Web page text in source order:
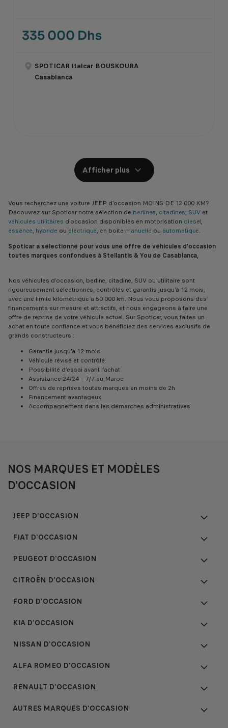
335 000 Dhs
SPOTICAR Italcar BOUSKOURA
Casablanca
Afficher plus
Vous recherchez une voiture JEEP d’occasion MOINS DE 12.000 KM?
Découvrez sur Spoticar notre sélection de berlines, citadines, SUV et
véhicules utilitaires d'occasion disponibles en motorisation diesel,
essence, hybride ou électrique, en boîte manuelle ou automatique.
Spoticar a sélectionné pour vous une offre de véhicules d'occasion
toutes marques confondues à Stellantis & You de Casablanca,
Nos véhicules d’occasion, berline, citadine, SUV ou utilitaire sont
rigoureusement sélectionnés, contrôlés et garantis jusqu’à 12 mois,
avec une limite kilométrique à 50 000 km. Nous vous proposons des
financements sur mesure et attractifs, et nous engageons à faire une
offre de reprise de votre véhicule actuel. Sur Spoticar, vous faites un
achat en toute confiance et vous bénéficiez des services exclusifs de
grands constructeurs :
Garantie jusqu’à 12 mois
Véhicule révisé et contrôlé
Possibilité d’essai avant l’achat
Assistance 24/24 – 7/7 au Maroc
Offres de reprises toutes marques en moins de 2h
Financement avantageux
Accompagnement dans les démarches administratives
NOS MARQUES ET MODÈLES
D'OCCASION
JEEP D'OCCASION
FIAT D'OCCASION
PEUGEOT D'OCCASION
CITROËN D'OCCASION
FORD D'OCCASION
KIA D'OCCASION
NISSAN D'OCCASION
ALFA ROMEO D'OCCASION
RENAULT D'OCCASION
AUTRES MARQUES D'OCCASION